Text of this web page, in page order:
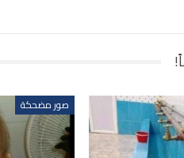
صور مضحكة